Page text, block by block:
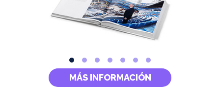
MÁS INFORMACIÓN